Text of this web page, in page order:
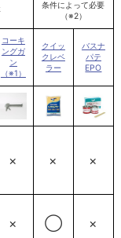
条件によって必要
（※2）
コーキ
ングガ
ン
（※1）
クイッ
クレベ
ラー
バスナ
パテ
EPO
× × ×
× ◯ ×